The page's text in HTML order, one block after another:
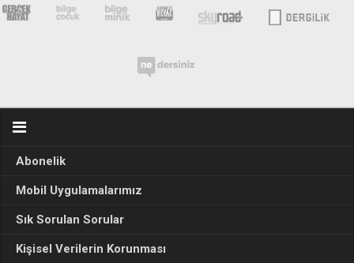
Abonelik
Mobil Uygulamalarımız
Sık Sorulan Sorular
Kişisel Verilerin Korunması